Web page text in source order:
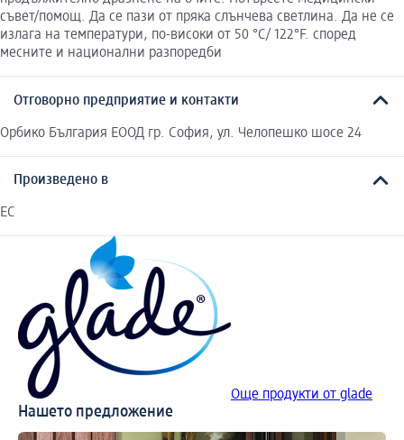
съвет/помощ. Да се пази от пряка слънчева светлина. Да не се
излага на температури, по-високи от 50 °C/ 122°F. според
месните и национални разпоредби
Отговорно предприятие и контакти
Орбико България ЕООД гр. София, ул. Челопешко шосе 24
Произведено в
ЕС
Още продукти от glade
Нашето предложение